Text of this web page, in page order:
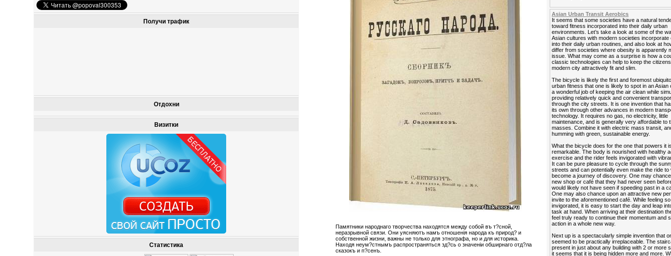
Получи трафик
Отдохни
Визитки
Статистика
Памятники народнаго творчества находятся между собой въ т?сной,
неразрывной связи. Они уясняютъ намъ отношенія народа къ природ? и
собственной жизни, важны не только для этнографа, но и для историка.
Находя неум?стнымъ распространяться зд?сь о значеніи обширнаго отд?ла
сказокъ и п?сенъ.
Asian Urban Transit Aerobics
It seems that some societies have a natural
toward fitness incorporated into their daily urban
environments. Let’s take a look at some of the
Asian cultures with modern societies incorporate
into their daily urban routines, and also look at
differ from societies where obesity is apparently
issue. What may come as a surprise is how a
classic technologies can help to keep the
modern city attractively fit and slim.
The bicycle is likely the first and foremost
urban fitness that one is likely to spot in an Asian
a wonderful job of keeping the air clean while
providing relatively quick and convenient
through the city streets. It is one invention that
its own through other advances in modern
technology. It requires no gas, no electricity, little
maintenance, and is generally very affordable to
masses. Combine it with electric mass transit,
humming with green, sustainable energy.
What the bicycle does for the one that powers it
remarkable. The body is nourished with healthy
exercise and the rider feels invigorated with
It can be pure pleasure to cycle through the
streets and can potentially even make the ride to
become a journey of discovery. One may
new shop or café that they had never seen
would likely not have seen if speeding past in a
One may also chance upon an attractive new
invite to the aforementioned café. While feeling so
invigorated, it is easy to start the day and leap
task at hand. When arriving at their destination
feel truly ready to continue their momentum and
action in a whole new way.
Next up is a spectacularly simple invention that
seemed to be practically irreplaceable. The
present in just about any building with 2 or more
it seems that it is being hidden more and more.